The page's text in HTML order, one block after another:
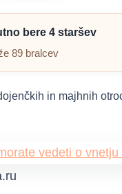
bere 4 staršev
89 bralcev
in majhnih